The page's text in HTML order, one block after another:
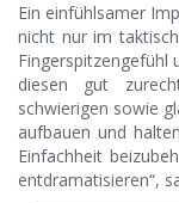
Ein einfühlsamer
nicht nur im
Fingerspitzengefühl
diesen gut
schwierigen sowie
aufbauen und
Einfachheit
entdramatisieren“,